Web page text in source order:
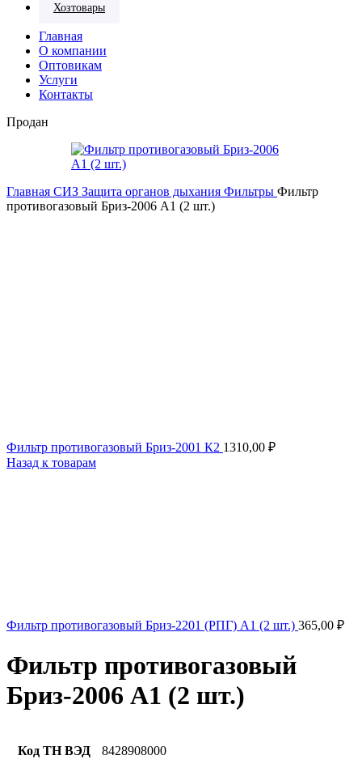
Хозтовары
Главная
О компании
Оптовикам
Услуги
Контакты
Продан
Главная СИЗ Защита органов дыхания Фильтры Фильтр
противогазовый Бриз-2006 A1 (2 шт.)
Фильтр противогазовый Бриз-2001 К2 1310,00 ₽
Назад к товарам
Фильтр противогазовый Бриз-2201 (РПГ) А1 (2 шт.) 365,00 ₽
Фильтр противогазовый
Бриз-2006 A1 (2 шт.)
Код ТН ВЭД 8428908000